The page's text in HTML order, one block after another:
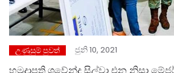
උණුසුම් පුවත් ජුනි 10, 2021